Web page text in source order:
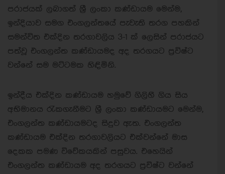
පරාජයක් ලබාගත් ශ්‍රී ලංකා කණ්ඩායම මෙන්ම,
ඉන්දියාව සමග එංගලන්තයේ පැවැති තරග පහකින්
සමන්විත එක්දින තරගාවලිය 3-1 ක් ලෙසින් පරාජයට
පත්වූ එංගලන්ත කණ්ඩායමද අද තරගයට ප්‍රවිෂ්ට
වන්නේ සම මට්ටමක හිඳිමිනි.
ඉන්දීය එක්දින කණ්ඩායම හමුවේ ගිලිහී ගිය සිය
අභිමානය රැකගැනීමට ශ්‍රී ලංකා කණ්ඩායමට මෙන්ම,
එංගලන්ත කණ්ඩායමටද සිදුව ඇත. එංගලන්ත
කණ්ඩායම එක්දින තරගාවලියට එක්වන්නේ මාස
දෙකක පමණ විවේකයකින් පසුවය. එහෙයින්
එංගලන්ත කණ්ඩායම අද තරගයට ප්‍රවිෂ්ට වන්නේ